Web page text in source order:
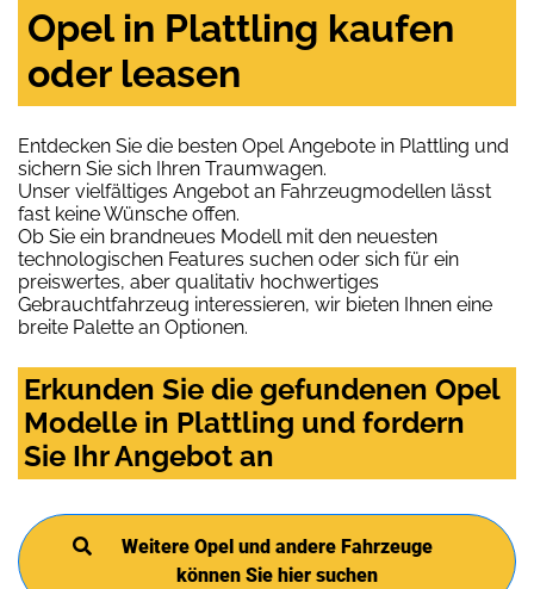
Opel in Plattling kaufen
oder leasen
Entdecken Sie die besten Opel Angebote in Plattling und
sichern Sie sich Ihren Traumwagen.
Unser vielfältiges Angebot an Fahrzeugmodellen lässt
fast keine Wünsche offen.
Ob Sie ein brandneues Modell mit den neuesten
technologischen Features suchen oder sich für ein
preiswertes, aber qualitativ hochwertiges
Gebrauchtfahrzeug interessieren, wir bieten Ihnen eine
breite Palette an Optionen.
Erkunden Sie die gefundenen Opel
Modelle in Plattling und fordern
Sie Ihr Angebot an
Weitere Opel und andere Fahrzeuge
können Sie hier suchen